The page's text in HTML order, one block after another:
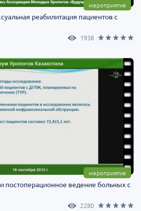
мероприятие
реабилитация пациентов с
1938
мероприятие
постоперационное ведение больных с
2280